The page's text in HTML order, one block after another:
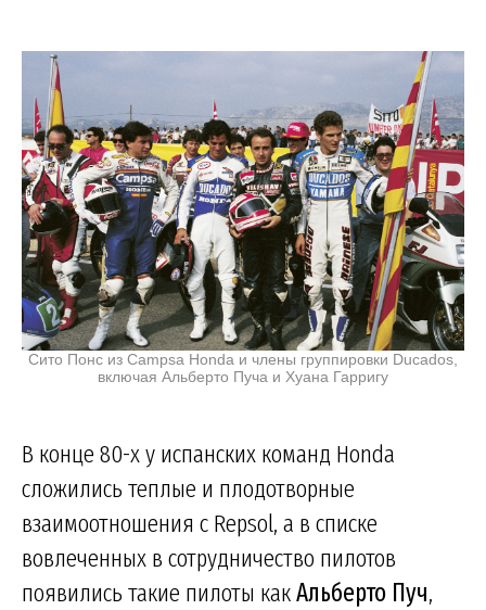
Сито Понс из Campsa Honda и члены группировки Ducados,
включая Альберто Пуча и Хуана Гарригу
В конце 80-х у испанских команд Honda
сложились теплые и плодотворные
взаимоотношения с Repsol, а в списке
вовлеченных в сотрудничество пилотов
появились такие пилоты какАльберто Пуч,